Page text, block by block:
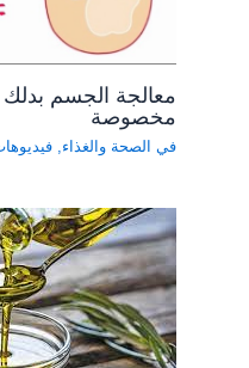
معالجة الجسم
مخصوصة
في الصحة والغذاء ,